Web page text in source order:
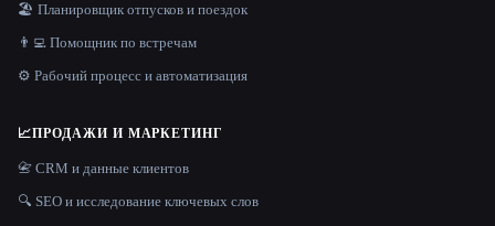
🏖 Планировщик отпусков и поездок
👨‍💻 Помощник по встречам
⚙️ Рабочий процесс и автоматизация
📈ПРОДАЖИ И МАРКЕТИНГ
📇 CRM и данные клиентов
🔍 SEO и исследование ключевых слов